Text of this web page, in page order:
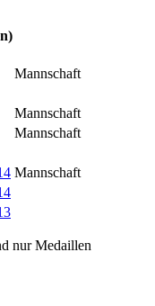
Mannschaft
Mannschaft
Mannschaft
Mannschaft
nur Medaillen